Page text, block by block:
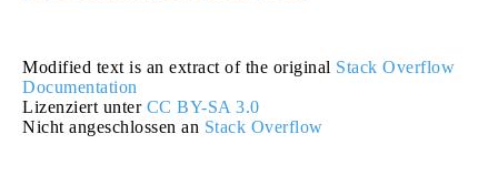
Modified text is an extract of the original Stack Overflow
Documentation
Lizenziert unter CC BY-SA 3.0
Nicht angeschlossen an Stack Overflow